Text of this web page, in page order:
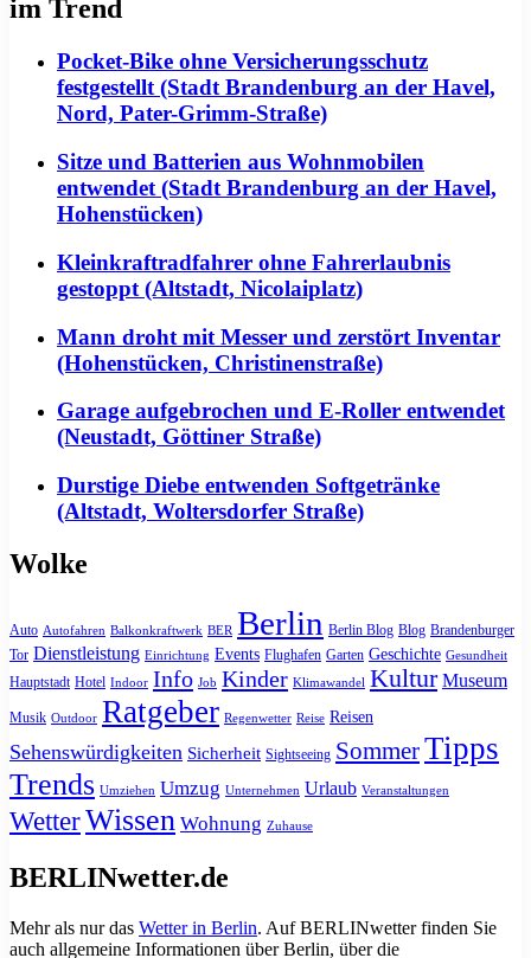
im Trend
Pocket-Bike ohne Versicherungsschutz
festgestellt (Stadt Brandenburg an der Havel,
Nord, Pater-Grimm-Straße)
Sitze und Batterien aus Wohnmobilen
entwendet (Stadt Brandenburg an der Havel,
Hohenstücken)
Kleinkraftradfahrer ohne Fahrerlaubnis
gestoppt (Altstadt, Nicolaiplatz)
Mann droht mit Messer und zerstört Inventar
(Hohenstücken, Christinenstraße)
Garage aufgebrochen und E-Roller entwendet
(Neustadt, Göttiner Straße)
Durstige Diebe entwenden Softgetränke
(Altstadt, Woltersdorfer Straße)
Wolke
Auto Autofahren Balkonkraftwerk BER Berlin Berlin Blog Blog Brandenburger
Tor Dienstleistung Einrichtung Events Flughafen Garten Geschichte Gesundheit
Hauptstadt Hotel Indoor Info Job Kinder Klimawandel Kultur Museum
Musik Outdoor Ratgeber Regenwetter Reise Reisen
Sehenswürdigkeiten Sicherheit Sightseeing SommerTipps
Trends Umziehen Umzug Unternehmen Urlaub Veranstaltungen
WetterWissen Wohnung Zuhause
BERLINwetter.de
Mehr als nur das Wetter in Berlin. Auf BERLINwetter finden Sie
auch allgemeine Informationen über Berlin, über die